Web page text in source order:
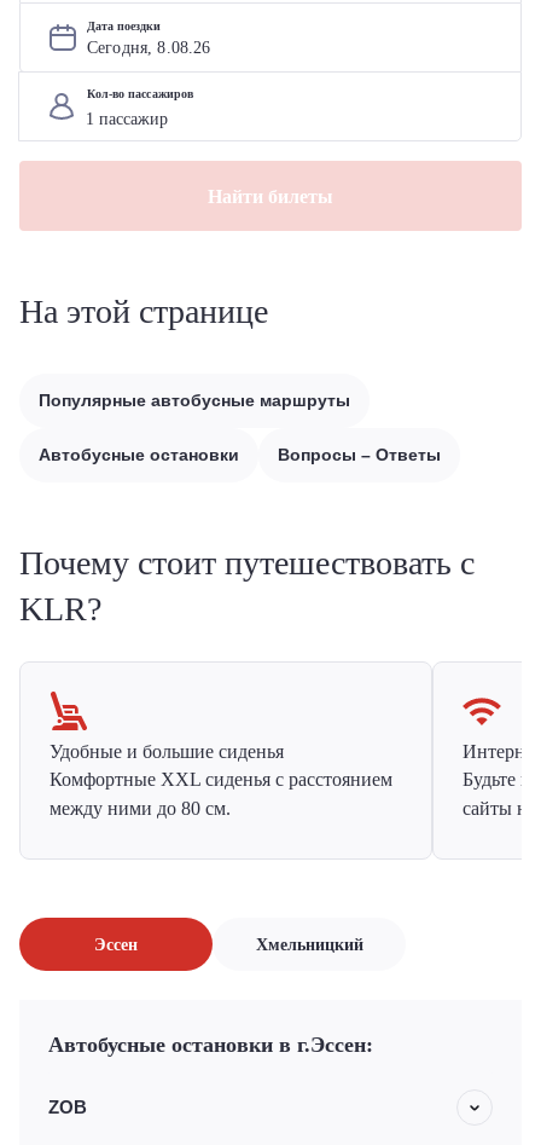
Дата поездки
Сегодня, 8.08.26
Кол-во пассажиров
Найти билеты
На этой странице
Популярные автобусные маршруты
Автобусные остановки Вопросы – Ответы
Почему стоит путешествовать с
KLR?
Удобные и большие сиденья
Комфортные XXL сиденья с расстоянием
между ними до 80 см.
Будьте
сайты на
Эссен Хмельницкий
Автобусные остановки в г.Эссен:
ZOB